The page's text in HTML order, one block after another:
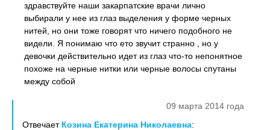
здравствуйте наши закарпатские врачи лично
выбирали у нее из глаз выделения у форме черных
нитей, но они тоже говорят что ничего подобного не
видели. Я понимаю что ето звучит странно , но у
девочки действительно идет из глаз что-то непонятное
похоже на черные нитки или черные волосы спутаны
между собой
09 марта 2014 года
Отвечает Козина Екатерина Николаевна: